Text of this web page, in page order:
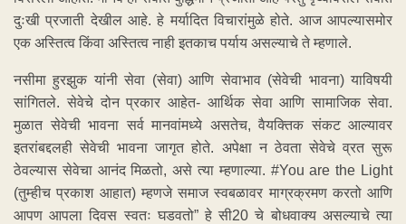
दुःखी प्रजाती देखील आहे. हे मर्यादित विचारांमुळे होते. आज आपल्यासमोर
एक अस्तित्व किंवा अस्तित्व नाही इतकाच पर्याय असल्याचे ते म्हणाले.
नसीमा हुरझुक यांनी सेवा (सेवा) आणि सेवाभाव (सेवेची भावना) याविषयी
सांगितले. सेवेचे दोन प्रकार आहेत- आर्थिक सेवा आणि सामाजिक सेवा.
मुळात सेवेची भावना सर्व मानवांमध्ये असतेच, वैयक्तिक संकट आल्यावर
इतरांबद्दलही सेवेची भावना जागृत होते. अपेक्षा न ठेवता सेवेचे व्रत सुरू
ठेवल्यास सेवेचा आनंद मिळतो, असे त्या म्हणाल्या. #You are the Light
(तुम्हीच प्रकाश आहात) म्हणजे समाज स्वबळावर माग्रक्रमण करतो आणि
आपण आपला दिवस स्वतः घडवतो” हे सी20 चे बोधवाक्य असल्याचे त्या